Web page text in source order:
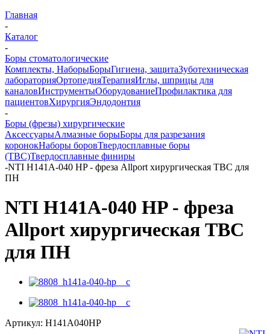
Главная
-
Каталог
-
Боры стоматологические
Комплекты, НаборыБорыГигиена, защитаЗуботехническая
лабораторияОртопедияТерапияИглы, шприцы для
каналовИнструментыОборудованиеПрофилактика для
пациентовХирургияЭндодонтия
-
Боры (фрезы) хирургические
АксессуарыАлмазные борыБоры для разрезания
коронокНаборы боровТвердосплавные боры
(ТВС)Твердосплавные финиры
-NTI H141A-040 HP - фреза Allport хирургическая ТВС для
ПН
NTI H141A-040 HP - фреза
Allport хирургическая ТВС
для ПН
Артикул: H141A040HP